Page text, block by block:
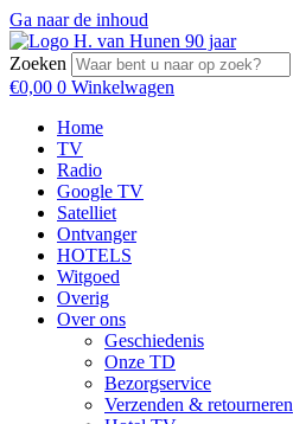
Ga naar de inhoud
Zoeken
€0,00 0 Winkelwagen
Home
TV
Radio
Google TV
Satelliet
Ontvanger
HOTELS
Witgoed
Overig
Over ons
Geschiedenis
Onze TD
Bezorgservice
Verzenden & retourneren